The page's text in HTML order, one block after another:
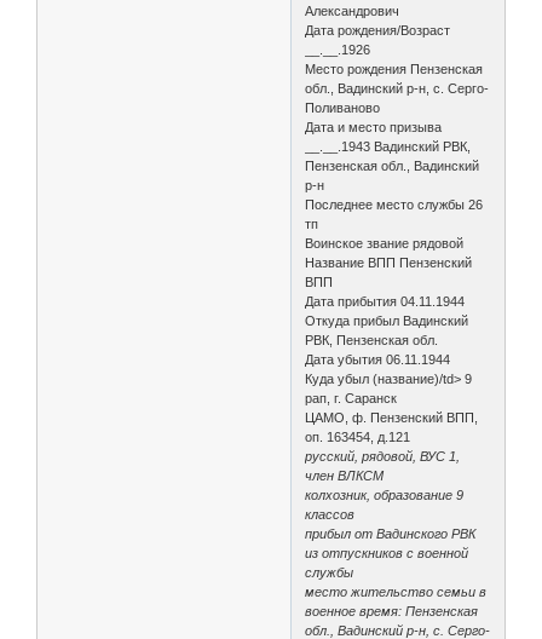
Александрович
Дата рождения/Возраст
__.__.1926
Место рождения Пензенская
обл., Вадинский р-н, с. Серго-
Поливаново
Дата и место призыва
__.__.1943 Вадинский РВК,
Пензенская обл., Вадинский
р-н
Последнее место службы 26
тп
Воинское звание рядовой
Название ВПП Пензенский
ВПП
Дата прибытия 04.11.1944
Откуда прибыл Вадинский
РВК, Пензенская обл.
Дата убытия 06.11.1944
Куда убыл (название)/td> 9
рап, г. Саранск
ЦАМО, ф. Пензенский ВПП,
оп. 163454, д.121
русский, рядовой, ВУС 1,
член ВЛКСМ
колхозник, образование 9
классов
прибыл от Вадинского РВК
из отпускников с военной
службы
место жительство семьи в
военное время: Пензенская
обл., Вадинский р-н, с. Серго-